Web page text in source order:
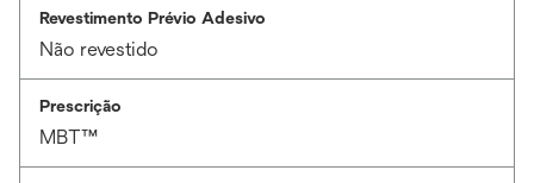
Revestimento Prévio Adesivo
Não revestido
Prescrição
MBT™